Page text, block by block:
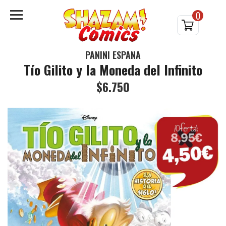
0
PANINI ESPAÑA
Tío Gilito y la Moneda del Infinito
$6.750